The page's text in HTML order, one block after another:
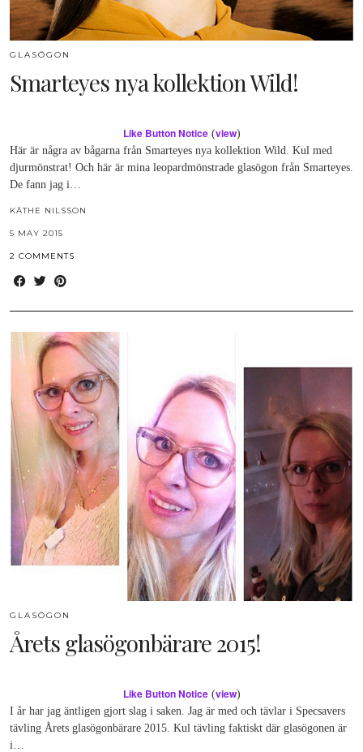
GLASÖGON
Smarteyes nya kollektion Wild!
Like Button Notice(view)
Här är några av bågarna från Smarteyes nya kollektion Wild. Kul med
djurmönstrat! Och här är mina leopardmönstrade glasögon från Smarteyes.
De fann jag i…
KÄTHE NILSSON
5 MAY 2015
2 COMMENTS
GLASÖGON
Årets glasögonbärare 2015!
Like Button Notice(view)
I år har jag äntligen gjort slag i saken. Jag är med och tävlar i Specsavers
tävling Årets glasögonbärare 2015. Kul tävling faktiskt där glasögonen är
i…